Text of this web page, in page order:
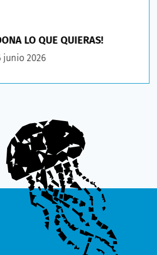
LO QUE QUIERAS!
junio 2026